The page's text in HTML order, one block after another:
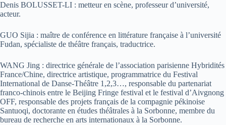
Denis BOLUSSET-LI : metteur en scène, professeur d’université,
acteur.
GUO Sijia : maître de conférence en littérature française à l’université
Fudan, spécialiste de théâtre français, traductrice.
WANG Jing : directrice générale de l’association parisienne Hybridités
France/Chine, directrice artistique, programmatrice du Festival
International de Danse-Théâtre 1,2,3…, responsable du partenariat
franco-chinois entre le Beijing Fringe festival et le festival d’Aivgnong
OFF, responsable des projets français de la compagnie pékinoise
Santuoqi, doctorante en études théâtrales à la Sorbonne, membre du
bureau de recherche en arts internationaux à la Sorbonne.